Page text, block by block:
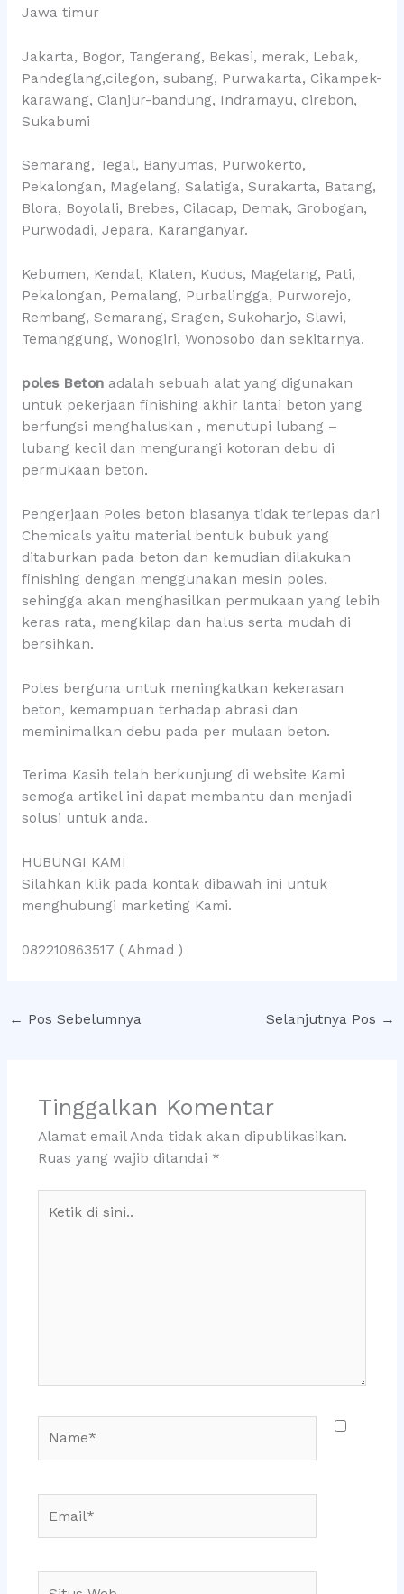
Jawa timur
Jakarta, Bogor, Tangerang, Bekasi, merak, Lebak,
Pandeglang,cilegon, subang, Purwakarta, Cikampek-
karawang, Cianjur-bandung, Indramayu, cirebon,
Sukabumi
Semarang, Tegal, Banyumas, Purwokerto,
Pekalongan, Magelang, Salatiga, Surakarta, Batang,
Blora, Boyolali, Brebes, Cilacap, Demak, Grobogan,
Purwodadi, Jepara, Karanganyar.
Kebumen, Kendal, Klaten, Kudus, Magelang, Pati,
Pekalongan, Pemalang, Purbalingga, Purworejo,
Rembang, Semarang, Sragen, Sukoharjo, Slawi,
Temanggung, Wonogiri, Wonosobo dan sekitarnya.
poles Betonadalah sebuah alat yang digunakan
untuk pekerjaan finishing akhir lantai beton yang
berfungsi menghaluskan , menutupi lubang –
lubang kecil dan mengurangi kotoran debu di
permukaan beton.
Pengerjaan Poles beton biasanya tidak terlepas dari
Chemicals yaitu material bentuk bubuk yang
ditaburkan pada beton dan kemudian dilakukan
finishing dengan menggunakan mesin poles,
sehingga akan menghasilkan permukaan yang lebih
keras rata, mengkilap dan halus serta mudah di
bersihkan.
Poles berguna untuk meningkatkan kekerasan
beton, kemampuan terhadap abrasi dan
meminimalkan debu pada per mulaan beton.
Terima Kasih telah berkunjung di website Kami
semoga artikel ini dapat membantu dan menjadi
solusi untuk anda.
HUBUNGI KAMI
Silahkan klik pada kontak dibawah ini untuk
menghubungi marketing Kami.
082210863517 ( Ahmad )
← Pos Sebelumnya Selanjutnya Pos →
Tinggalkan Komentar
Alamat email Anda tidak akan dipublikasikan.
Ruas yang wajib ditandai *